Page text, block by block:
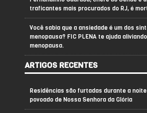
traficantes mais procurados do RJ, é
Você sabia que a ansiedade é um dos
menopausa? FIC PLENA te ajuda
menopausa.
ARTIGOS RECENTES
Residências são furtadas durante a
povoado de Nossa Senhora da Glória